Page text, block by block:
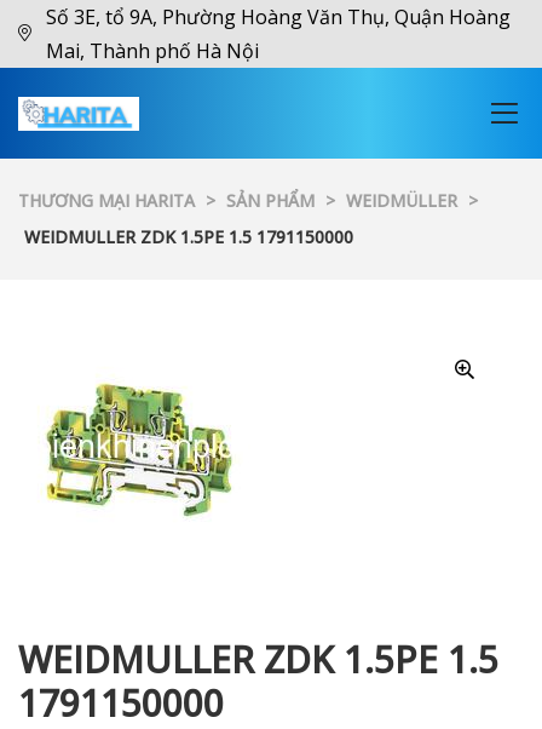
Số 3E, tổ 9A, Phường Hoàng Văn Thụ, Quận Hoàng
Mai, Thành phố Hà Nội
THƯƠNG MẠI HARITA > SẢN PHẨM > WEIDMÜLLER >
WEIDMULLER ZDK 1.5PE 1.5 1791150000
WEIDMULLER ZDK 1.5PE 1.5
1791150000
XNK